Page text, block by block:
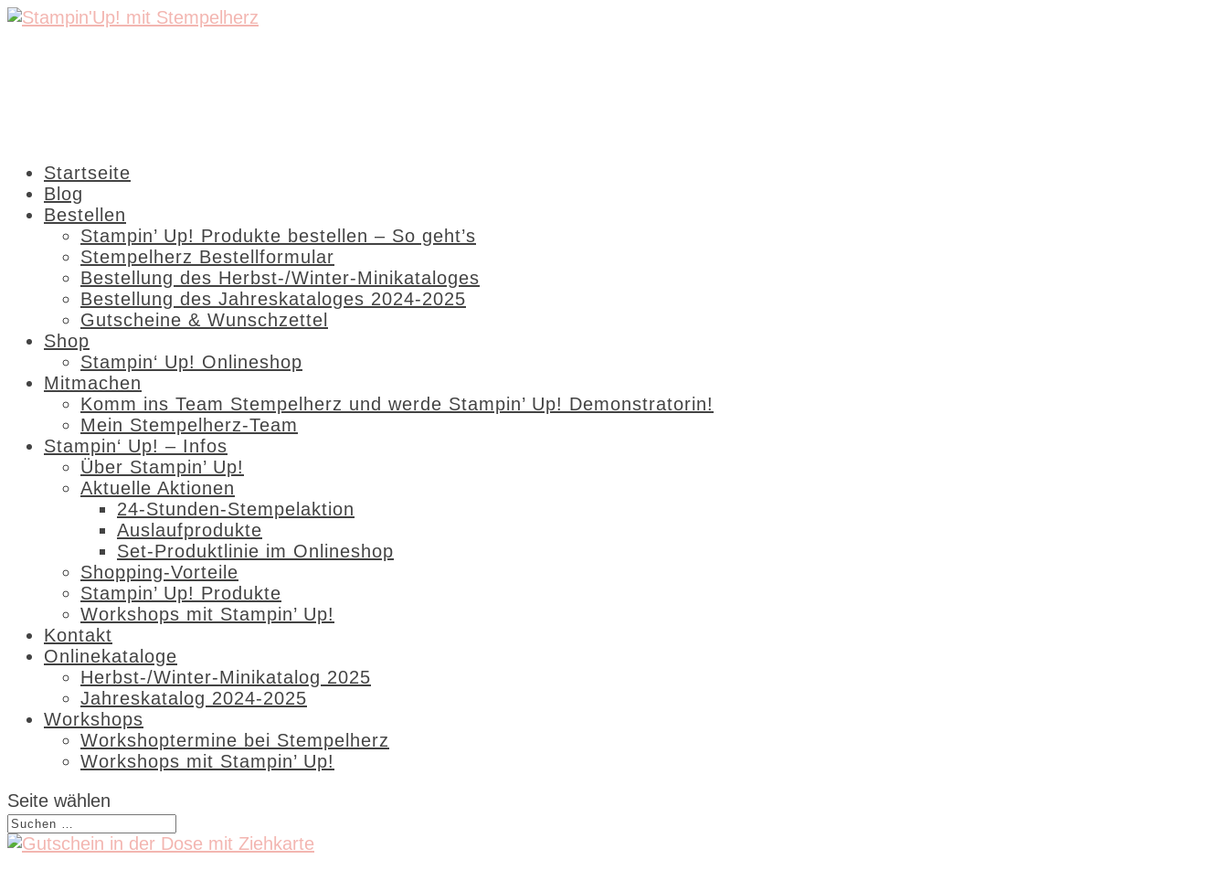
Startseite
Blog
Bestellen
Stampin’ Up! Produkte bestellen – So geht’s
Stempelherz Bestellformular
Bestellung des Herbst-/Winter-Minikataloges
Bestellung des Jahreskataloges 2024-2025
Gutscheine & Wunschzettel
Shop
Stampin‘ Up! Onlineshop
Mitmachen
Komm ins Team Stempelherz und werde Stampin’ Up! Demonstratorin!
Mein Stempelherz-Team
Stampin‘ Up! – Infos
Über Stampin’ Up!
Aktuelle Aktionen
24-Stunden-Stempelaktion
Auslaufprodukte
Set-Produktlinie im Onlineshop
Shopping-Vorteile
Stampin’ Up! Produkte
Workshops mit Stampin’ Up!
Kontakt
Onlinekataloge
Herbst-/Winter-Minikatalog 2025
Jahreskatalog 2024-2025
Workshops
Workshoptermine bei Stempelherz
Workshops mit Stampin’ Up!
Seite wählen